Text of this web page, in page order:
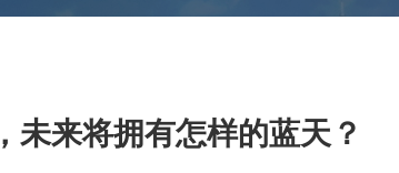
未来将拥有怎样的蓝天？